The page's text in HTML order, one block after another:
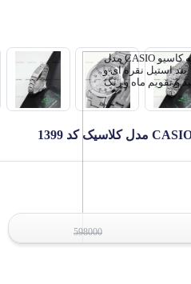
598000